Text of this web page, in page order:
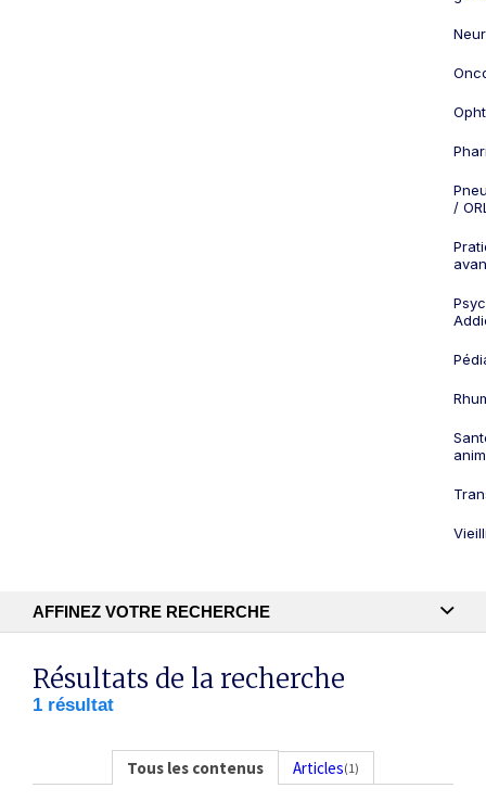
/
AFFINEZ VOTRE RECHERCHE
Recherche textuelle
Résultats de la recherche
1 résultat
Tous les contenus Articles(1)